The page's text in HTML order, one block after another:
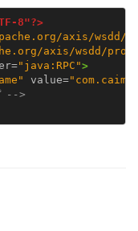
8"?>
axis/wsdd/"
axis/wsdd/
"java:RPC">
value=
-->